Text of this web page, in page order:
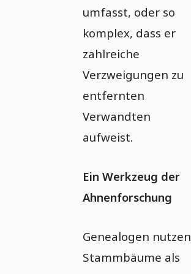
umfasst, oder so
komplex, dass er
zahlreiche
Verzweigungen zu
entfernten
Verwandten
aufweist.
Ein Werkzeug der
Ahnenforschung
Genealogen nutzen
Stammbäume als